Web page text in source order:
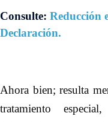
Consulte: Reducción
Declaración.
Ahora bien; resulta
tratamiento